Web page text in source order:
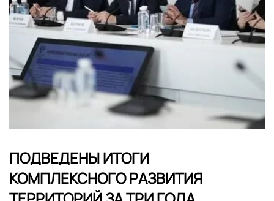
ПОДВЕДЕНЫ ИТОГИ
КОМПЛЕКСНОГО РАЗВИТИЯ